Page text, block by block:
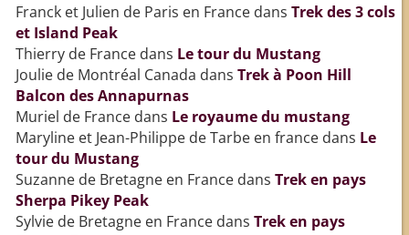
Franck et Julien de Paris en Francedans Trek des 3 cols
et Island Peak
Thierry de Francedans Le tour du Mustang
Joulie de Montréal Canada dans Trek à Poon Hill
Balcon des Annapurnas
Muriel de Francedans Le royaume du mustang
Maryline et Jean-Philippe de Tarbe en francedans Le
tour du Mustang
Suzanne de Bretagne en Francedans Trek en pays
Sherpa Pikey Peak
Sylvie de Bretagne en Francedans Trek en pays